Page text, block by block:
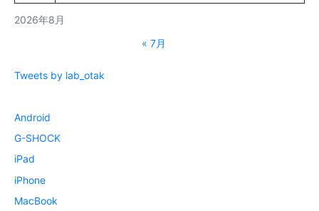
2026年8月
« 7月
Tweets by lab_otak
Android
G-SHOCK
iPad
iPhone
MacBook